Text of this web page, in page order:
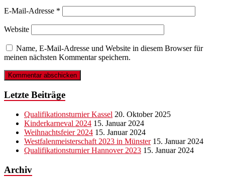
E-Mail-Adresse *
Website
Name, E-Mail-Adresse und Website in diesem Browser für
meinen nächsten Kommentar speichern.
Letzte Beiträge
Qualifikationsturnier Kassel 20. Oktober 2025
Kinderkarneval 2024 15. Januar 2024
Weihnachtsfeier 2024 15. Januar 2024
Westfalenmeisterschaft 2023 in Münster 15. Januar 2024
Qualifikationsturnier Hannover 2023 15. Januar 2024
Archiv